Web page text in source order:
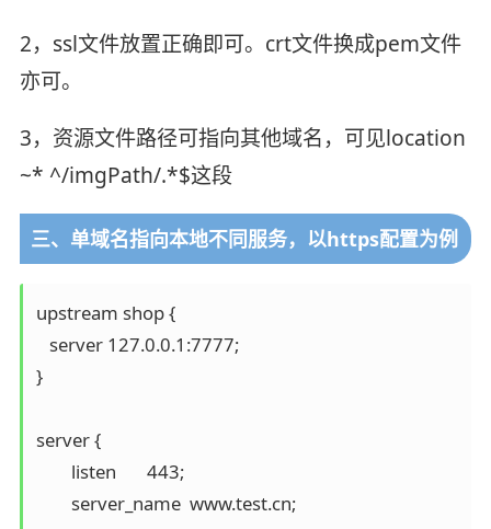
2，ssl文件放置正确即可。crt文件换成pem文件
亦可。
3，资源文件路径可指向其他域名，可见location
~* ^/imgPath/.*$这段
三、单域名指向本地不同服务，以https配置为例
upstream shop {
   server 127.0.0.1:7777;
}
server {
        listen       443;
        server_name  www.test.cn;